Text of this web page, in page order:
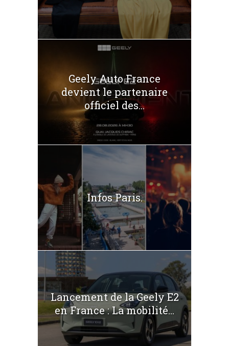
Geely Auto France
devient le partenaire
officiel des...
Infos Paris.
Lancement de la Geely E2
en France : La mobilité...